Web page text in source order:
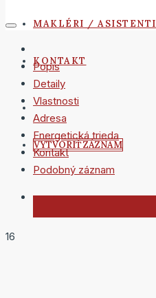
MAKLÉRI / ASISTENTI
KONTAKT
VYTVORIŤ ZÁZNAM
Popis
Detaily
Vlastnosti
Adresa
Energetická trieda
Kontakt
Podobný záznam
16